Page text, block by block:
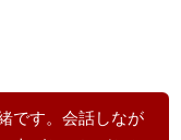
です。会話しなが